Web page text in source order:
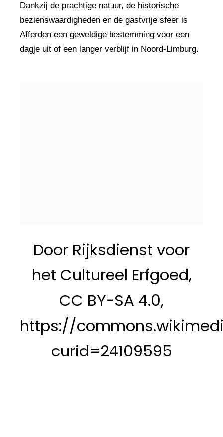
Dankzij de prachtige natuur, de historische
bezienswaardigheden en de gastvrije sfeer is
Afferden een geweldige bestemming voor een
dagje uit of een langer verblijf in Noord-Limburg.
Door Rijksdienst voor
het Cultureel Erfgoed,
CC BY-SA 4.0,
https://
curid=24109595